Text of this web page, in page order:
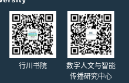
行川书院
数字人文与智能
传播研究中心